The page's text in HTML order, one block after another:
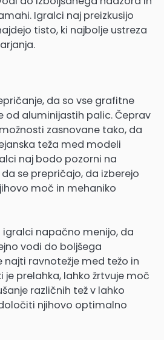
Igralci naj preizkusijo
tisto, ki najbolje ustreza
da so vse grafitne
od aluminijastih palic. Čeprav
zasnovane tako, da
teža med modeli
naj bodo pozorni na
se prepričajo, da izberejo
moč in mehaniko
napačno menijo, da
vodi do boljšega
najti ravnotežje med težo in
je prelahka, lahko žrtvuje moč
različnih tež v lahko
njihovo optimalno